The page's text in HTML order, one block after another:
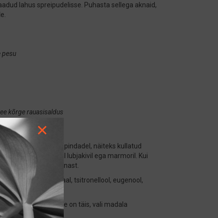
lahus spreipudelisse. Puhasta sellega aknaid,
pesu
kõrge rauasisaldus
jäägid
metalliga kaetud pindadel, näiteks kullatud
kasuta looduslikul lubjakivil ega marmoril. Kui
kangast või pinnast.
õlidest – tsitraal, tsitronellool, eugenool,
valget äädikat.
vaid siis, kui see on täis, vali madala
×